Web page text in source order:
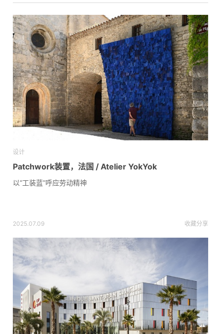
设计
Patchwork装置，法国 / Atelier YokYok
以“工装蓝”呼应劳动精神
2025.07.09 收藏分享